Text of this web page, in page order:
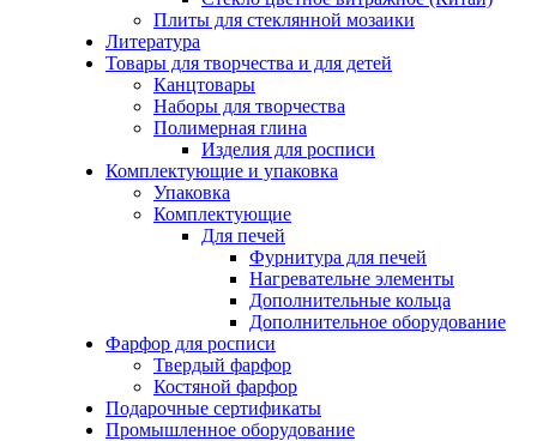
Плиты для стеклянной мозаики
Литература
Товары для творчества и для детей
Канцтовары
Наборы для творчества
Полимерная глина
Изделия для росписи
Комплектующие и упаковка
Упаковка
Комплектующие
Для печей
Фурнитура для печей
Нагревательне элементы
Дополнительные кольца
Дополнительное оборудование
Фарфор для росписи
Твердый фарфор
Костяной фарфор
Подарочные сертификаты
Промышленное оборудование